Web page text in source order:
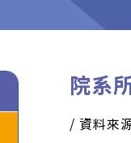
院系
/ 資料來